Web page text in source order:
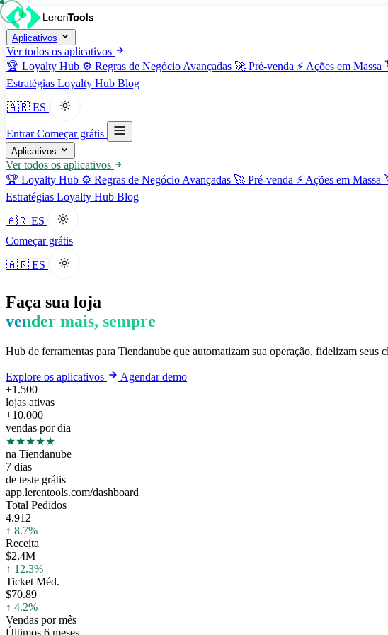
Aplicativos
Ver todos os aplicativos
🏆 Loyalty Hub ⚙️ Regras de Negócio Avançadas 🚀 Pré-venda ⚡ Ações em Massa
Estratégias Loyalty Hub Blog
🇦🇷 ES
EntrarComeçar grátis
Aplicativos
Ver todos os aplicativos
🏆 Loyalty Hub ⚙️ Regras de Negócio Avançadas 🚀 Pré-venda ⚡ Ações em Massa
Estratégias Loyalty Hub Blog
🇦🇷 ES
Começar grátis
🇦🇷 ES
Faça sua loja
vender mais, sempre
Hub de ferramentas para Tiendanube que automatizam sua operação, fidelizam
Explore os aplicativos
Agendar demo
+1.500
lojas ativas
+10.000
vendas por dia
★★★★★
na Tiendanube
7 dias
de teste grátis
app.lerentools.com/dashboard
Total Pedidos
4.912
↑ 8.7%
Receita
$2.4M
↑ 12.3%
Ticket Méd.
$70.89
↑ 4.2%
Vendas por mês
Últimos 6 meses